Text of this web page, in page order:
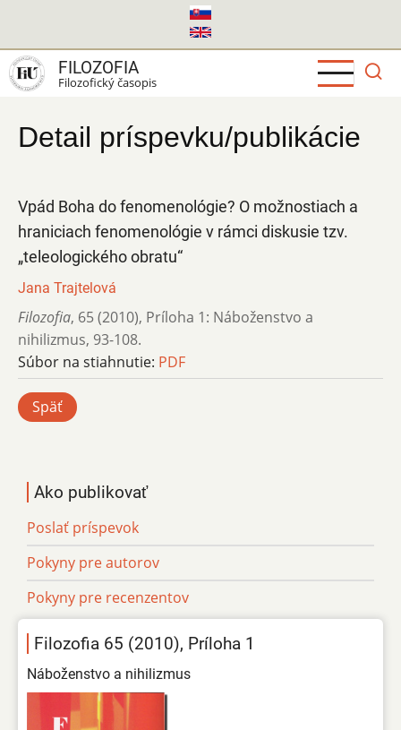
hlavný
obsah
FILOZOFIA
Filozofický časopis
Detail príspevku/publikácie
Vpád Boha do fenomenológie? O možnostiach a
hraniciach fenomenológie v rámci diskusie tzv.
„teleologického obratu“
Jana Trajtelová
Filozofia, 65 (2010), Príloha 1: Náboženstvo a
nihilizmus, 93-108.
Súbor na stiahnutie: PDF
Späť
Ako publikovať
Poslať príspevok
Pokyny pre autorov
Pokyny pre recenzentov
Filozofia 65 (2010), Príloha 1
Náboženstvo a nihilizmus